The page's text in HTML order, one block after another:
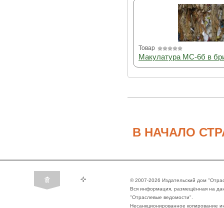
Товар
Макулатура МС-6б в
В НАЧАЛО
© 2007-2026 Издательский дом
Вся информация, размещённая на
"Отраслевые ведомости".
Несанкционированное копирование